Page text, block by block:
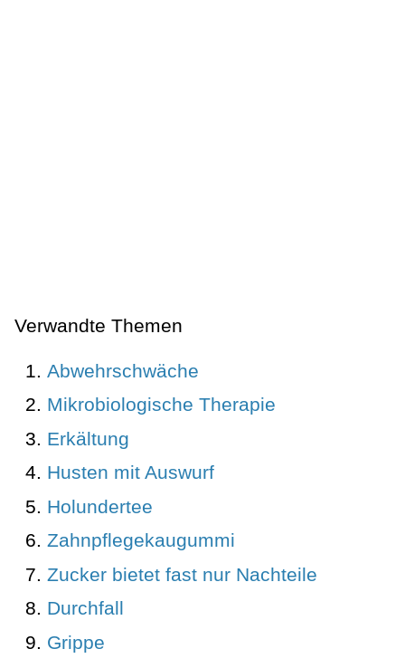
Verwandte Themen
Abwehrschwäche
Mikrobiologische Therapie
Erkältung
Husten mit Auswurf
Holundertee
Zahnpflegekaugummi
Zucker bietet fast nur Nachteile
Durchfall
Grippe